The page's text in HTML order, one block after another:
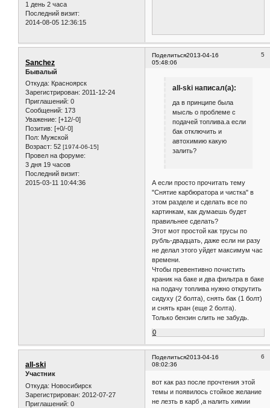
1 день 2 часа
Последний визит:
2014-08-05 12:36:15
Поделиться 5
2013-04-16
05:48:06
Sanchez
Бывалый
Откуда: Красноярск
Зарегистрирован: 2011-12-24
Приглашений: 0
Сообщений: 173
Уважение: [+12/-0]
Позитив: [+0/-0]
Пол: Мужской
Возраст: 52 [1974-06-15]
Провел на форуме:
3 дня 19 часов
Последний визит:
2015-03-11 10:44:36
all-ski написал(а):
да в принципе была
мысль о проблеме с
подачей топлива.а если
бак отключить и
автохимию какую
залить?
А если просто прочитать тему
"Снятие карбюратора и чистка" в
этом разделе и сделать все по
картинкам, как думаешь будет
правильнее сделать?
Этот мот простой как трусы по
рубль-двадцать, даже если ни разу
не делал этого уйдет максимум час
времени.
Чтобы превентивно почистить
краник на баке и два фильтра в баке
на подачу топлива нужно открутить
сидуху (2 болта), снять бак (1 болт)
и снять кран (еще 2 болта).
Только бензин слить не забудь.
0
Поделиться 6
2013-04-16
08:02:36
all-ski
Участник
Откуда: Новосибирск
Зарегистрирован: 2012-07-27
Приглашений: 0
вот как раз после прочтения этой
темы и появилось стойкое желание
не лезть в карб ,а налить химии